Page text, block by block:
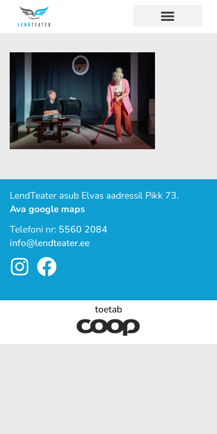
LendTeater asub Elvas aadressil Pikk 73.
Ava google maps
Telefoni nr: 5560 2084
info@lendteater.ee
toetab